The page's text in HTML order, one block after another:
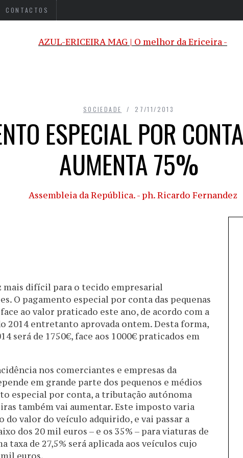
CONTACTOS
SOCIEDADE 27/11/2013
ESPECIAL POR
AUMENTA 75%
mais difícil para o tecido empresarial
O pagamento especial por conta das pequenas
ao valor praticado este ano, de acordo com a
2014 entretanto aprovada ontem. Desta forma,
será de 1750€, face aos 1000€ praticados em
nos comerciantes e empresas da
em grande parte dos pequenos e médios
especial por conta, a tributação autónoma
também vai aumentar. Este imposto varia
do valor do veículo adquirido, e vai passar a
dos 20 mil euros – e os 35% – para viaturas de
taxa de 27,5% será aplicada aos veículos cujo